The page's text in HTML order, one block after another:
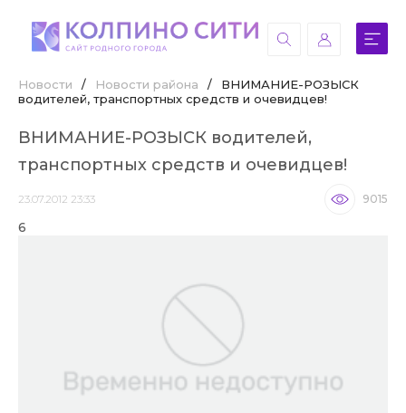
Новости / Новости района /
ВНИМАНИЕ-РОЗЫСК
водителей, транспортных средств и очевидцев!
ВНИМАНИЕ-РОЗЫСК водителей,
транспортных средств и очевидцев!
23.07.2012 23:33 9015
6